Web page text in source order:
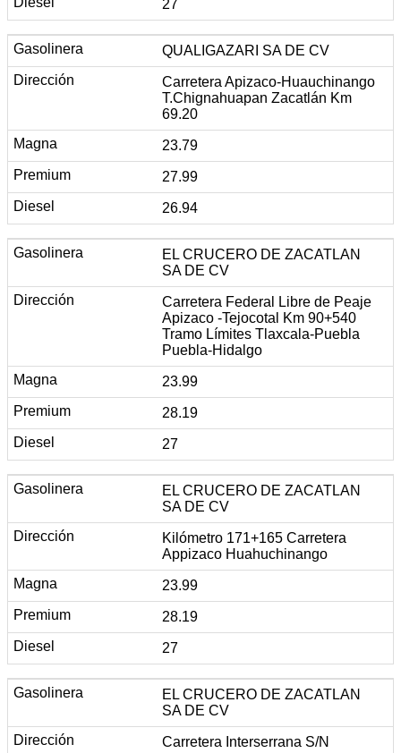
27
QUALIGAZARI SA DE CV
Carretera Apizaco-Huauchinango
T.Chignahuapan Zacatlán Km
69.20
23.79
27.99
26.94
EL CRUCERO DE ZACATLAN
SA DE CV
Carretera Federal Libre de Peaje
Apizaco -Tejocotal Km 90+540
Tramo Límites Tlaxcala-Puebla
Puebla-Hidalgo
23.99
28.19
27
EL CRUCERO DE ZACATLAN
SA DE CV
Kilómetro 171+165 Carretera
Appizaco Huahuchinango
23.99
28.19
27
EL CRUCERO DE ZACATLAN
SA DE CV
Carretera Interserrana S/N